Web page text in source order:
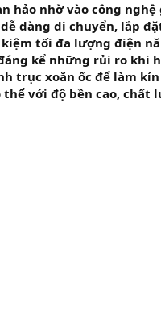
hảo nhờ vào công
dàng di chuyển, lắp
tối đa lượng điện
kể những rủi ro khi
trục xoắn ốc để làm
với độ bền cao, chất